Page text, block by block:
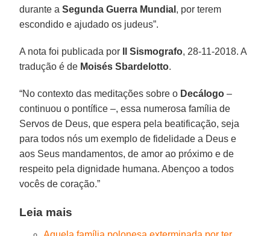
durante aSegunda Guerra Mundial , por terem
escondido e ajudado os judeus”.
A nota foi publicada por Il Sismografo, 28-11-2018. A
tradução é de Moisés Sbardelotto.
“No contexto das meditações sobre o Decálogo –
continuou o pontífice –, essa numerosa família de
Servos de Deus, que espera pela beatificação, seja
para todos nós um exemplo de fidelidade a Deus e
aos Seus mandamentos, de amor ao próximo e de
respeito pela dignidade humana. Abençoo a todos
vocês de coração.”
Leia mais